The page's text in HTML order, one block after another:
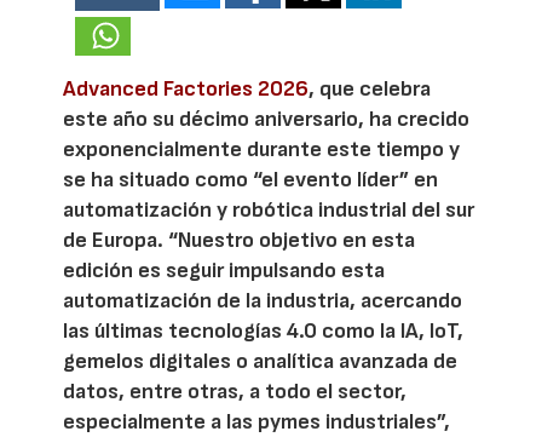
Advanced Factories 2026, que celebra
este año su décimo aniversario, ha crecido
exponencialmente durante este tiempo y
se ha situado como “el evento líder” en
automatización y robótica industrial del sur
de Europa. “Nuestro objetivo en esta
edición es seguir impulsando esta
automatización de la industria, acercando
las últimas tecnologías 4.0 como la IA, IoT,
gemelos digitales o analítica avanzada de
datos, entre otras, a todo el sector,
especialmente a las pymes industriales”,